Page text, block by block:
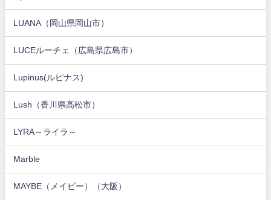
LUANA（岡山県岡山市）
LUCEルーチェ（広島県広島市）
Lupinus(ルピナス)
Lush（香川県高松市）
LYRA～ライラ～
Marble
MAYBE（メイビー）（大阪）